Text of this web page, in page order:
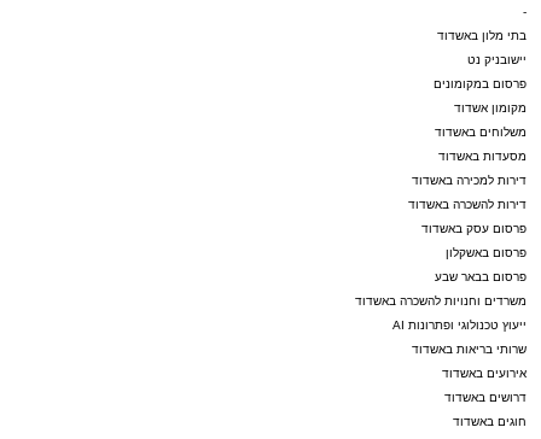
-
בתי מלון באשדוד
יישובניק נט
פרסום במקומונים
מקומון אשדוד
משלוחים באשדוד
מסעדות באשדוד
דירות למכירה באשדוד
דירות להשכרה באשדוד
פרסום עסק באשדוד
פרסום באשקלון
פרסום בבאר שבע
משרדים וחנויות להשכרה באשדוד
ייעוץ טכנולוגי ופתרונות AI
שרותי בריאות באשדוד
אירועים באשדוד
דרושים באשדוד
חוגים באשדוד